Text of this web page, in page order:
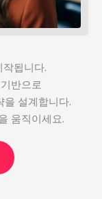
됩니다.
반으로
을 설계합니다.
움직이세요.